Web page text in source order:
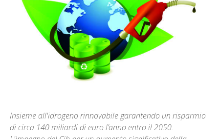
Insieme all'idrogeno rinnovabile garantendo un risparmio
di circa 140 miliardi di euro l’anno entro il 2050.